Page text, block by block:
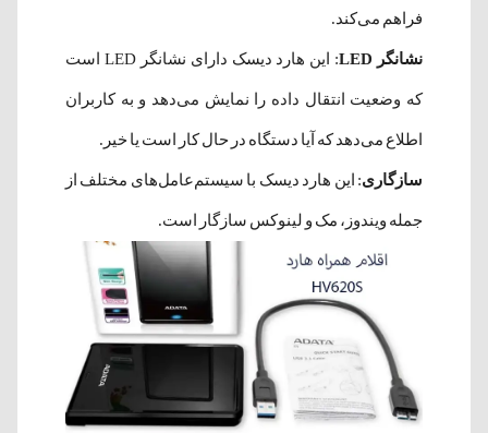
فراهم می‌کند.
نشانگر LED : این هارد دیسک دارای نشانگر LED است
که وضعیت انتقال داده را نمایش می‌دهد و به کاربران
اطلاع می‌دهد که آیا دستگاه در حال کار است یا خیر.
سازگاری: این هارد دیسک با سیستم‌عامل‌های مختلف از
جمله ویندوز، مک و لینوکس سازگار است.